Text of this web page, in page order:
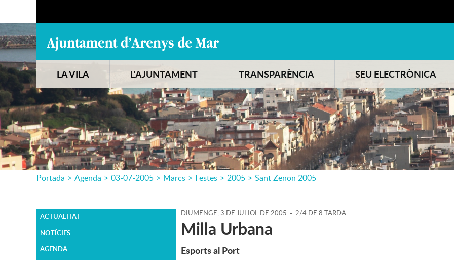
LA VILA L'AJUNTAMENT TRANSPARÈNCIA SEU ELECTRÒNICA
Portada > Agenda > 03-07-2005 > Marcs > Festes > 2005 > Sant Zenon 2005
ACTUALITAT
NOTÍCIES
AGENDA
DIUMENGE,3 DE JULIOL DE 2005 - 2/4 DE 8 TARDA
Milla Urbana
Esports al Port